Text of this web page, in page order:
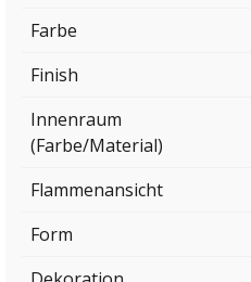
Farbe
Finish
Innenraum
(Farbe/Material)
Flammenansicht
Form